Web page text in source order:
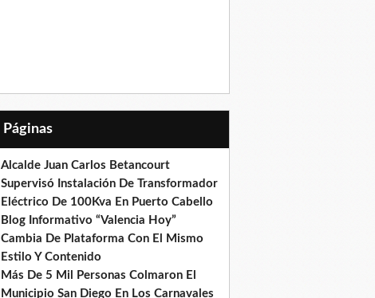
Páginas
Alcalde Juan Carlos Betancourt
Supervisó Instalación De Transformador
Eléctrico De 100Kva En Puerto Cabello
Blog Informativo “Valencia Hoy”
Cambia De Plataforma Con El Mismo
Estilo Y Contenido
Más De 5 Mil Personas Colmaron El
Municipio San Diego En Los Carnavales